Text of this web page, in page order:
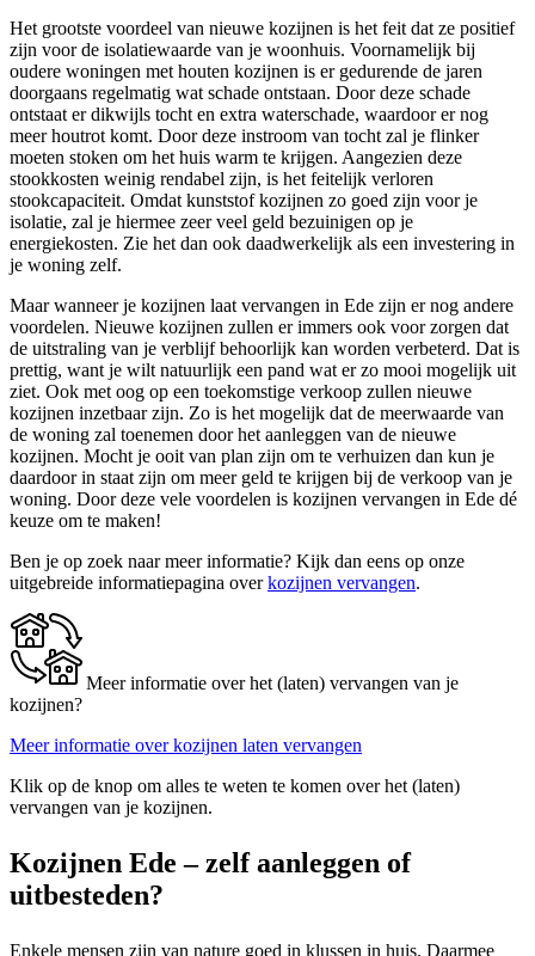
Het grootste voordeel van nieuwe kozijnen is het feit dat ze positief
zijn voor de isolatiewaarde van je woonhuis. Voornamelijk bij
oudere woningen met houten kozijnen is er gedurende de jaren
doorgaans regelmatig wat schade ontstaan. Door deze schade
ontstaat er dikwijls tocht en extra waterschade, waardoor er nog
meer houtrot komt. Door deze instroom van tocht zal je flinker
moeten stoken om het huis warm te krijgen. Aangezien deze
stookkosten weinig rendabel zijn, is het feitelijk verloren
stookcapaciteit. Omdat kunststof kozijnen zo goed zijn voor je
isolatie, zal je hiermee zeer veel geld bezuinigen op je
energiekosten. Zie het dan ook daadwerkelijk als een investering in
je woning zelf.
Maar wanneer je kozijnen laat vervangen in Ede zijn er nog andere
voordelen. Nieuwe kozijnen zullen er immers ook voor zorgen dat
de uitstraling van je verblijf behoorlijk kan worden verbeterd. Dat is
prettig, want je wilt natuurlijk een pand wat er zo mooi mogelijk uit
ziet. Ook met oog op een toekomstige verkoop zullen nieuwe
kozijnen inzetbaar zijn. Zo is het mogelijk dat de meerwaarde van
de woning zal toenemen door het aanleggen van de nieuwe
kozijnen. Mocht je ooit van plan zijn om te verhuizen dan kun je
daardoor in staat zijn om meer geld te krijgen bij de verkoop van je
woning. Door deze vele voordelen is kozijnen vervangen in Ede dé
keuze om te maken!
Ben je op zoek naar meer informatie? Kijk dan eens op onze
uitgebreide informatiepagina overkozijnen vervangen.
Meer informatie over het (laten) vervangen van je
kozijnen?
Meer informatie over kozijnen laten vervangen
Klik op de knop om alles te weten te komen over het (laten)
vervangen van je kozijnen.
Kozijnen Ede – zelf aanleggen of
uitbesteden?
Enkele mensen zijn van nature goed in klussen in huis. Daarmee